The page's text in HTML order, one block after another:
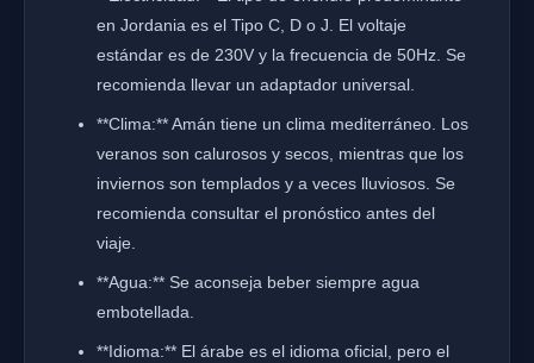
en Jordania es el Tipo C, D o J. El voltaje
estándar es de 230V y la frecuencia de 50Hz. Se
recomienda llevar un adaptador universal.
**Clima:** Amán tiene un clima mediterráneo. Los
veranos son calurosos y secos, mientras que los
inviernos son templados y a veces lluviosos. Se
recomienda consultar el pronóstico antes del
viaje.
**Agua:** Se aconseja beber siempre agua
embotellada.
**Idioma:** El árabe es el idioma oficial, pero el